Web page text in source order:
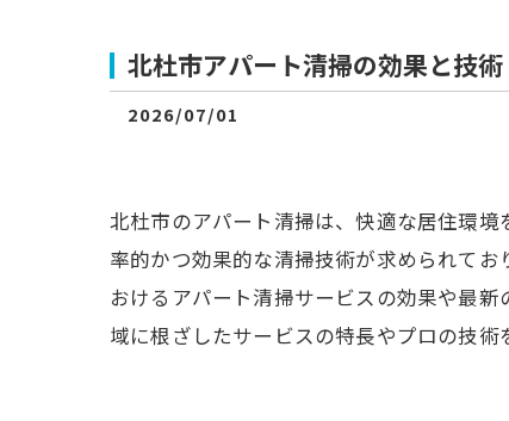
北杜市アパート清掃の効果と技術
2026/07/01
北杜市のアパート清掃は、快適な居住環
率的かつ効果的な清掃技術が求められて
おけるアパート清掃サービスの効果や最
域に根ざしたサービスの特長やプロの技術